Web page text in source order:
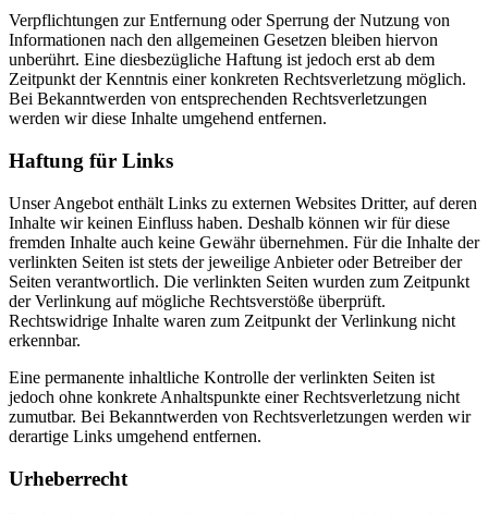
Verpflichtungen zur Entfernung oder Sperrung der Nutzung von
Informationen nach den allgemeinen Gesetzen bleiben hiervon
unberührt. Eine diesbezügliche Haftung ist jedoch erst ab dem
Zeitpunkt der Kenntnis einer konkreten Rechtsverletzung möglich.
Bei Bekanntwerden von entsprechenden Rechtsverletzungen
werden wir diese Inhalte umgehend entfernen.
Haftung für Links
Unser Angebot enthält Links zu externen Websites Dritter, auf deren
Inhalte wir keinen Einfluss haben. Deshalb können wir für diese
fremden Inhalte auch keine Gewähr übernehmen. Für die Inhalte der
verlinkten Seiten ist stets der jeweilige Anbieter oder Betreiber der
Seiten verantwortlich. Die verlinkten Seiten wurden zum Zeitpunkt
der Verlinkung auf mögliche Rechtsverstöße überprüft.
Rechtswidrige Inhalte waren zum Zeitpunkt der Verlinkung nicht
erkennbar.
Eine permanente inhaltliche Kontrolle der verlinkten Seiten ist
jedoch ohne konkrete Anhaltspunkte einer Rechtsverletzung nicht
zumutbar. Bei Bekanntwerden von Rechtsverletzungen werden wir
derartige Links umgehend entfernen.
Urheberrecht